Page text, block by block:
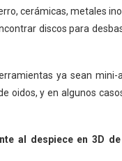
cerámicas, metales
discos para
ya sean
oidos, y en algunos
al despiece en 3D